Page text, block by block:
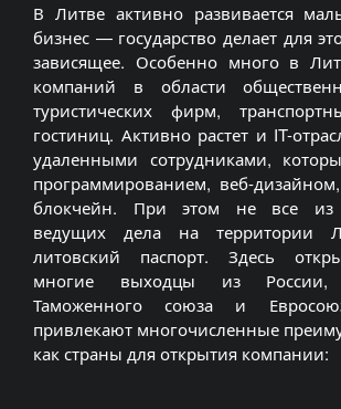
В Литве активно развивается
бизнес — государство делает для
зависящее. Особенно много в
компаний в области
туристических фирм,
гостиниц. Активно растет и IT-
удаленными сотрудниками,
программированием, веб-
блокчейн. При этом не все из
ведущих дела на территории
литовский паспорт. Здесь
многие выходцы из
Таможенного союза и
привлекают многочисленные
как страны для открытия компании: